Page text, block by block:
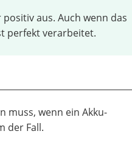
aus. Auch wenn das
perfekt verarbeitet.
muss, wenn ein Akku-
der Fall.